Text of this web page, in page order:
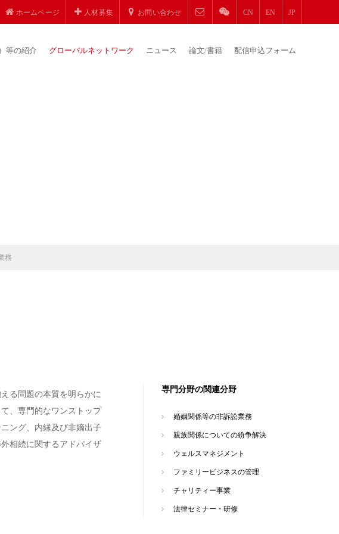
ホームページ 人材募集 お問い合わせ CN EN JP
等の紹介 グローバルネットワーク ニュース 論文/書籍 配信申込フォーム
務
る問題の本質を明らかに
、専門的なワンストップ
ング、内縁及び非嫡出子
相続に関するアドバイザ
専門分野の関連分野
婚姻関係等の非訴訟業務
親族関係についての紛争解決
ウェルスマネジメント
ファミリービジネスの管理
チャリティー事業
法律セミナー・研修